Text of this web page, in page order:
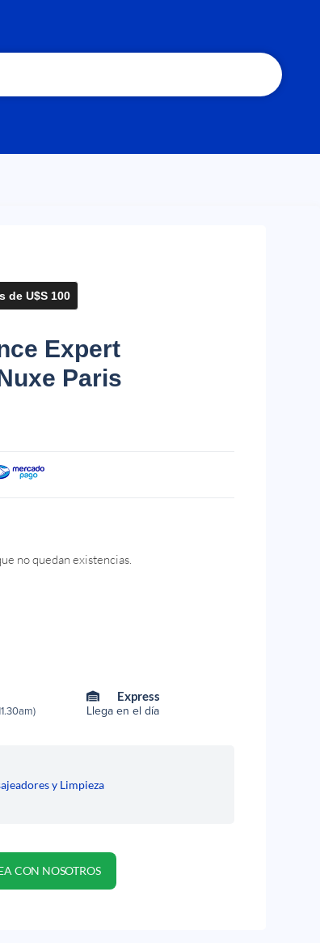
de U$S 100
Expert
Paris
no quedan existencias.
Express
Llega en el día
y Limpieza
CON NOSOTROS